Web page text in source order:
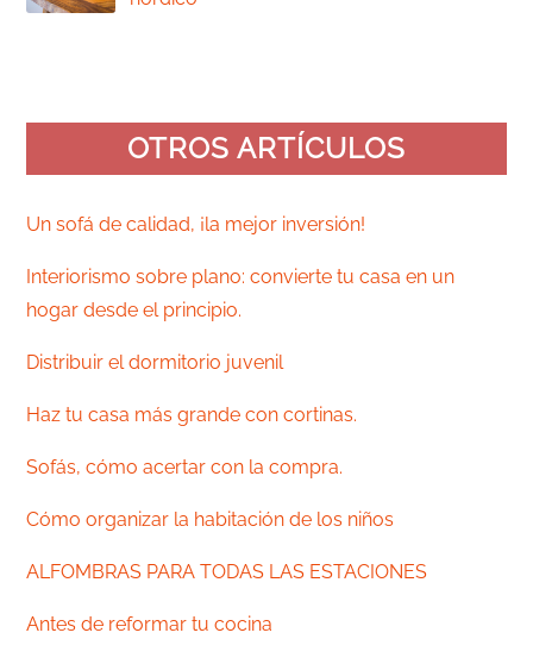
OTROS ARTÍCULOS
Un sofá de calidad, ¡la mejor inversión!
Interiorismo sobre plano: convierte tu casa en un
hogar desde el principio.
Distribuir el dormitorio juvenil
Haz tu casa más grande con cortinas.
Sofás, cómo acertar con la compra.
Cómo organizar la habitación de los niños
ALFOMBRAS PARA TODAS LAS ESTACIONES
Antes de reformar tu cocina